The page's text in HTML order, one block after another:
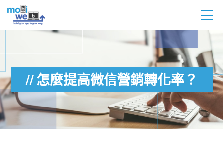
怎麼提高微信營銷轉化率？